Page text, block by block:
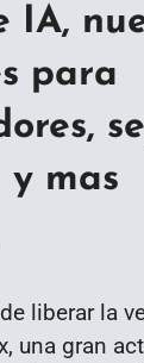
IA,
para
y mas
liberar la
una gran